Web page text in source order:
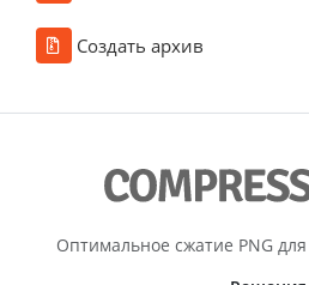
Создать архив
Оптимальное сжатие PNG